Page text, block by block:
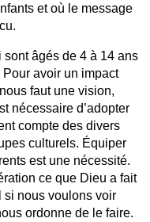
et où le message
âgés de 4 à 14 ans
avoir un impact
faut une vision,
nécessaire d’adopter
compte des divers
culturels. Équiper
est une nécessité.
ce que Dieu a fait
si nous voulons voir
ordonne de le faire.